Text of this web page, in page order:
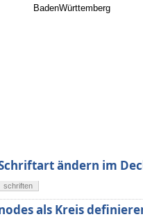
BadenWürttemberg
ändern im
schriften
als Kreis